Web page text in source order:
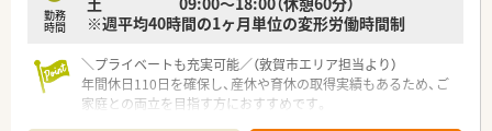
勤務
時間
※週平均40時間の1ヶ月単位の変形労働時間制
＼プライベートも充実可能／（敦賀市エリア担当より）
年間休日110日を確保し、産休や育休の取得実績もあるため、ご
家庭との両立を目指す方におすすめです。